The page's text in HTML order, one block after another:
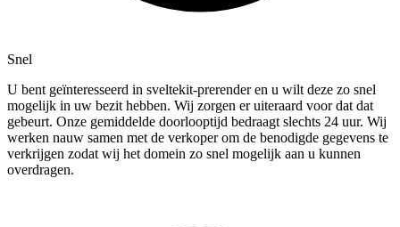
Snel
U bent geïnteresseerd in sveltekit-prerender en u wilt deze zo snel
mogelijk in uw bezit hebben. Wij zorgen er uiteraard voor dat dat
gebeurt. Onze gemiddelde doorlooptijd bedraagt slechts 24 uur. Wij
werken nauw samen met de verkoper om de benodigde gegevens te
verkrijgen zodat wij het domein zo snel mogelijk aan u kunnen
overdragen.